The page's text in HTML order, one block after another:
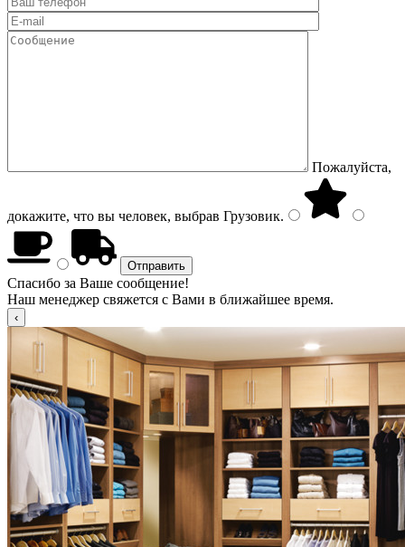
Пожалуйста,
докажите, что вы человек, выбрав Грузовик.
Спасибо за Ваше сообщение!
Наш менеджер свяжется с Вами в ближайшее время.